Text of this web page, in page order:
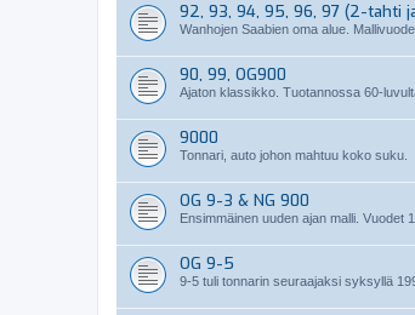
92, 93, 94, 95, 96, 97 (2-tahti
Wanhojen Saabien oma alue.
90, 99, OG900
Ajaton klassikko. Tuotannossa 60-
9000
Tonnari, auto johon mahtuu koko suku.
OG 9-3 & NG 900
Ensimmäinen uuden ajan malli. Vuodet
OG 9-5
9-5 tuli tonnarin seuraajaksi syksyllä